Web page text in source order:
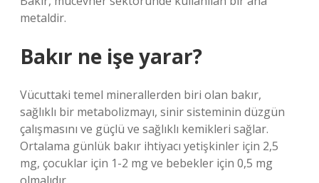
metaldir.
Bakır ne işe yarar?
Vücuttaki temel minerallerden biri olan bakır,
sağlıklı bir metabolizmayı, sinir sisteminin düzgün
çalışmasını ve güçlü ve sağlıklı kemikleri sağlar.
Ortalama günlük bakır ihtiyacı yetişkinler için 2,5
mg, çocuklar için 1-2 mg ve bebekler için 0,5 mg